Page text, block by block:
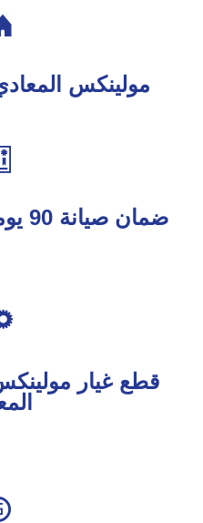
مولينكس
ضمان صيانة 90 يوماً من تاريخ الاصلاح
قطع غيار